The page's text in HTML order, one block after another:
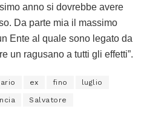
anno si dovrebbe avere
Da parte mia il massimo
Ente al quale sono legato da
un ragusano a tutti gli effetti”.
ex fino luglio
Salvatore